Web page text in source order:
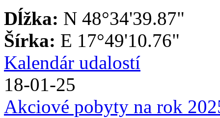
Dĺžka: N 48°34'39.87"
Šírka: E 17°49'10.76"
Kalendár udalostí
18-01-25
Akciové pobyty na rok